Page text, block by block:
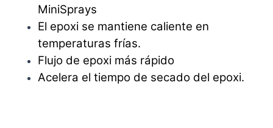
MiniSprays
El epoxi se mantiene caliente en
temperaturas frías.
Flujo de epoxi más rápido
Acelera el tiempo de secado del epoxi.